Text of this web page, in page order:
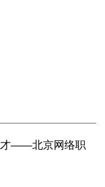
才——北京网络职